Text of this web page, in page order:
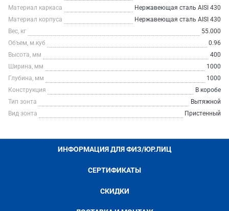
Материал каркаса
Нержавеющая сталь AISI 430
Материал корпуса
Нержавеющая сталь AISI 430
Вес, кг
55.000
Объем, м.куб
0.96
Высота, мм
400
Ширина, мм
1000
Глубина, мм
1000
Конструкция
В коробе
Тип зонта
Вытяжной
Вид зонта
Пристенный
ИНФОРМАЦИЯ ДЛЯ ФИЗ/ЮР.ЛИЦ
СЕРТИФИКАТЫ
СКИДКИ